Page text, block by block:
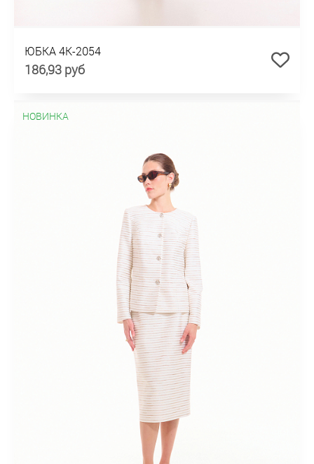
ЮБКА 4К-2054
186,93 руб
НОВИНКА